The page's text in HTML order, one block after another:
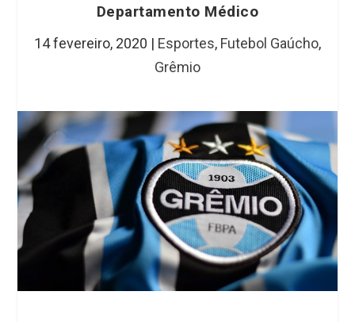
Departamento Médico
14 fevereiro, 2020 | Esportes, Futebol Gaúcho,
Grêmio